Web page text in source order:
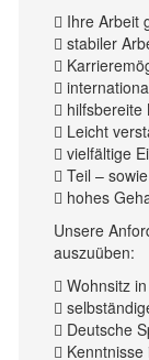
 Ihre Arbeit
 stabiler


 hilfsbereite
 Leicht
 vielfältige
 Teil –
 hohes
Unsere
auszuüben:
 Wohnsitz

 Deutsche
 Kenntnisse